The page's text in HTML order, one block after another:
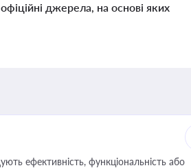
джерела, на основі яких
ефективність, функціональність або